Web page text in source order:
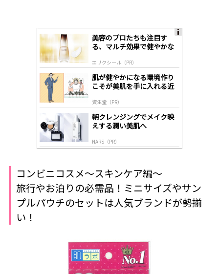
美容のプロたちも注目す
る、マルチ効果で健やかな
エリクシール（PR）
肌が健やかになる環境作り
こそが美肌を手に入れる近
資生堂（PR）
朝クレンジングでメイク映
えする潤い美肌へ
NARS（PR）
コンビニコスメ～スキンケア編～
旅行やお泊りの必需品！ミニサイズやサン
プルパウチのセットは人気ブランドが勢揃
い！